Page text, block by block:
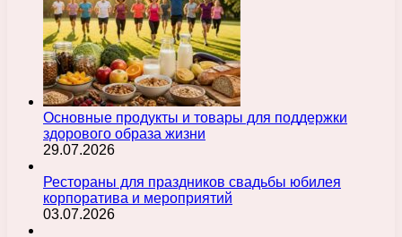
Основные продукты и товары для поддержки
здорового образа жизни
29.07.2026
Рестораны для праздников свадьбы юбилея
корпоратива и мероприятий
03.07.2026